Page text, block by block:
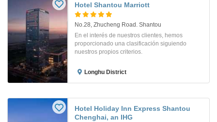
Hotel Shantou Marriott
No.28, Zhucheng Road. Shantou
En el interés de nuestros clientes, hemos
proporcionado una clasificación siguiendo
nuestros propios criterios.
Longhu District
Hotel Holiday Inn Express Shantou
Chenghai, an IHG